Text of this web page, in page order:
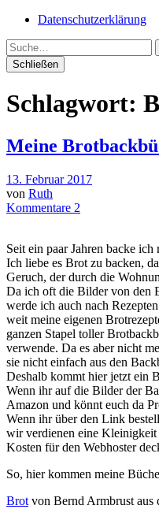
Datenschutzerklärung
Suche
Schließen
Schlagwort:
Meine
13. Februar 2017
von Ruth
Kommentare 2
Seit ein paar Jahren backe
Ich liebe es Brot zu backen,
Geruch, der durch die
Da ich oft die Bilder von den
werde ich auch nach
weit meine eigenen
ganzen Stapel toller
verwende. Da es aber nicht
sie nicht einfach aus den
Deshalb kommt hier jetzt ein
Wenn ihr auf die Bilder der
Amazon und könnt euch da
Wenn ihr über den Link
wir verdienen eine
Kosten für den Webhoster
So, hier kommen meine
Brot von Bernd Armbrust aus